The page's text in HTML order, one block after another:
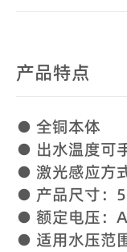
产品特点
● 全铜本体
● 出水温度可
● 激光感应方
● 产品尺寸：
● 额定电压：
● 适用水压范